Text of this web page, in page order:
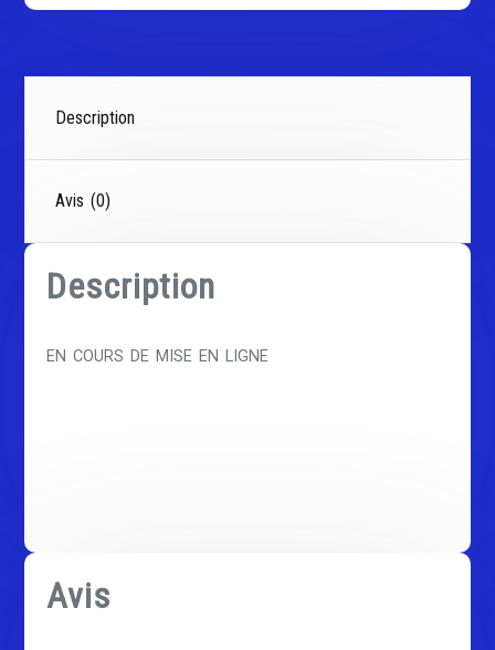
Description
Avis (0)
Description
EN COURS DE MISE EN LIGNE
Avis